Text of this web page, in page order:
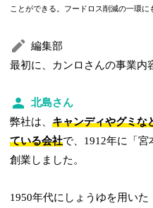
ことができる。フードロス削減の一環に
編集部
最初に、カンロさんの事業内
北島さん
弊社は、キャンディやグミな
ている会社で、1912年に「
創業しました。
1950年代にしょうゆを用い